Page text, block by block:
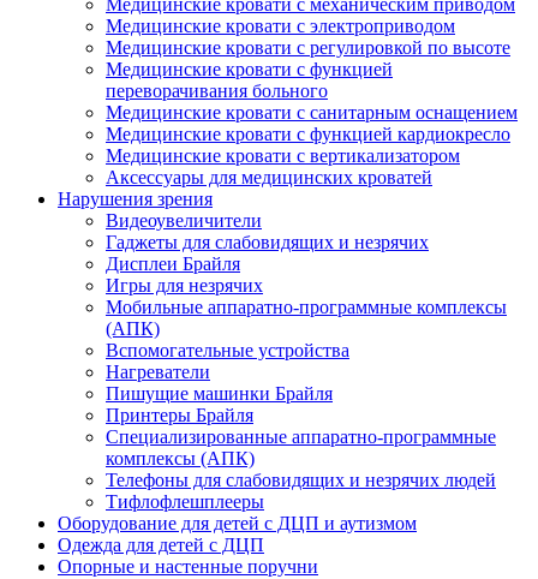
Медицинские кровати с механическим приводом
Медицинские кровати с электроприводом
Медицинские кровати с регулировкой по высоте
Медицинские кровати с функцией
переворачивания больного
Медицинские кровати с санитарным оснащением
Медицинские кровати с функцией кардиокресло
Медицинские кровати с вертикализатором
Аксессуары для медицинских кроватей
Нарушения зрения
Видеоувеличители
Гаджеты для слабовидящих и незрячих
Дисплеи Брайля
Игры для незрячих
Мобильные аппаратно-программные комплексы
(АПК)
Вспомогательные устройства
Нагреватели
Пишущие машинки Брайля
Принтеры Брайля
Специализированные аппаратно-программные
комплексы (АПК)
Телефоны для слабовидящих и незрячих людей
Тифлофлешплееры
Оборудование для детей с ДЦП и аутизмом
Одежда для детей с ДЦП
Опорные и настенные поручни